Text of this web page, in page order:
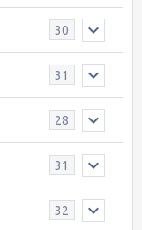
30
31
28
31
32